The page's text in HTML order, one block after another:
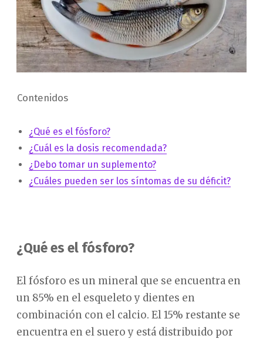
Contenidos
¿Qué es el fósforo?
¿Cuál es la dosis recomendada?
¿Debo tomar un suplemento?
¿Cuáles pueden ser los síntomas de su déficit?
¿Qué es el fósforo?
El fósforo es un mineral que se encuentra en
un 85% en el esqueleto y dientes en
combinación con el calcio. El 15% restante se
encuentra en el suero y está distribuido por